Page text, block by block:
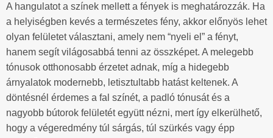
A hangulatot a színek mellett a fények is meghatározzák. Ha
a helyiségben kevés a természetes fény, akkor előnyös lehet
olyan felületet választani, amely nem “nyeli el” a fényt,
hanem segít világosabbá tenni az összképet. A melegebb
tónusok otthonosabb érzetet adnak, míg a hidegebb
árnyalatok modernebb, letisztultabb hatást keltenek. A
döntésnél érdemes a fal színét, a padló tónusát és a
nagyobb bútorok felületét együtt nézni, mert így elkerülhető,
hogy a végeredmény túl sárgás, túl szürkés vagy épp